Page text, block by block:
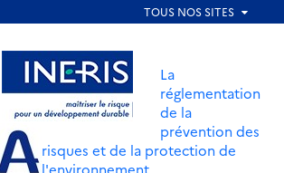
Aller au menu
page
La
réglementation
de la
prévention des
risques et de la protection de
l'environnement